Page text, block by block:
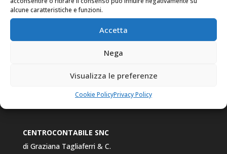
alcune caratteristiche e funzioni.
Accetta
Nega
Visualizza le preferenze
Cookie PolicyPrivacy Policy
CENTROCONTABILE SNC
di Graziana Tagliaferri & C.